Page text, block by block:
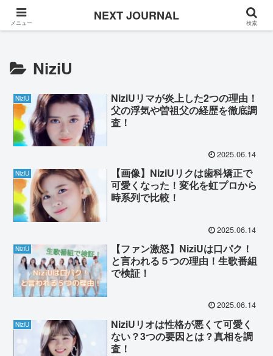
Once in a while
NiziU
NiziU
NiziUリマが炎上した2つの理由！
父の浮気や曽祖父の経歴を徹底調
査！
2025.06.14
NiziU
【画像】NiziUリクは歯科矯正で
可愛くなった！変化を虹プロから
時系列で比較！
2025.06.14
NiziU
【ファン激怒】NiziUは口パク！
と言われる５つの理由！生歌番組
で検証！
2025.06.14
NiziU
NiziUリオは性格が悪くて可愛く
ない？3つの要因とは？真相を調
査！
メニュー NEXT JOURNAL 検索